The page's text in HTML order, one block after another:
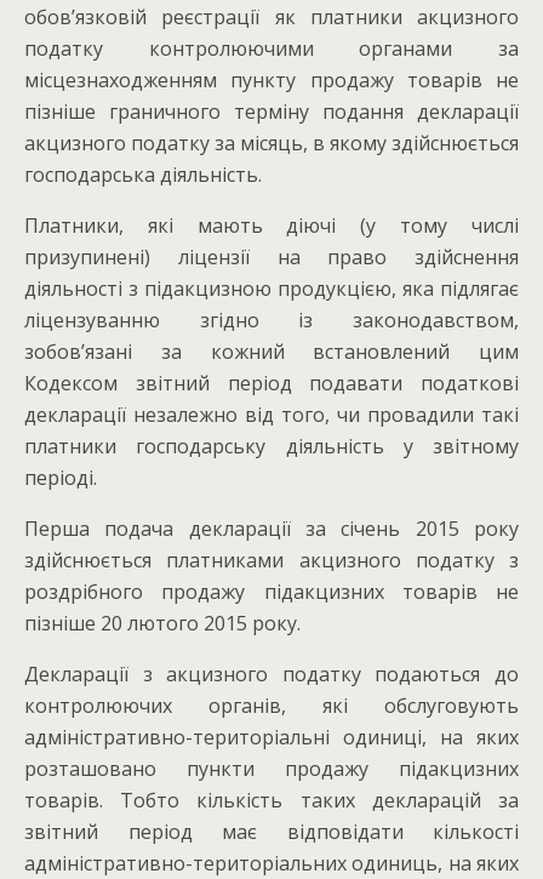
обов’язковій реєстрації як платники акцизного
податку контролюючими органами за
місцезнаходженням пункту продажу товарів не
пізніше граничного терміну подання декларації
акцизного податку за місяць, в якому здійснюється
господарська діяльність.
Платники, які мають діючі (у тому числі
призупинені) ліцензії на право здійснення
діяльності з підакцизною продукцією, яка підлягає
ліцензуванню згідно із законодавством,
зобов’язані за кожний встановлений цим
Кодексом звітний період подавати податкові
декларації незалежно від того, чи провадили такі
платники господарську діяльність у звітному
періоді.
Перша подача декларації за січень 2015 року
здійснюється платниками акцизного податку з
роздрібного продажу підакцизних товарів не
пізніше 20 лютого 2015 року.
Декларації з акцизного податку подаються до
контролюючих органів, які обслуговують
адміністративно-територіальні одиниці, на яких
розташовано пункти продажу підакцизних
товарів. Тобто кількість таких декларацій за
звітний період має відповідати кількості
адміністративно-територіальних одиниць, на яких